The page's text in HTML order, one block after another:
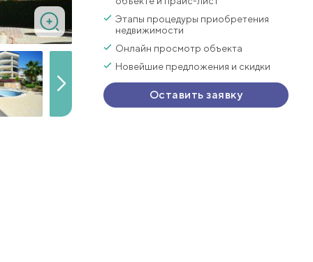
Этапы процедуры приобретения
недвижимости
Онлайн просмотр объекта
Новейшие предложения и скидки
Оставить заявку